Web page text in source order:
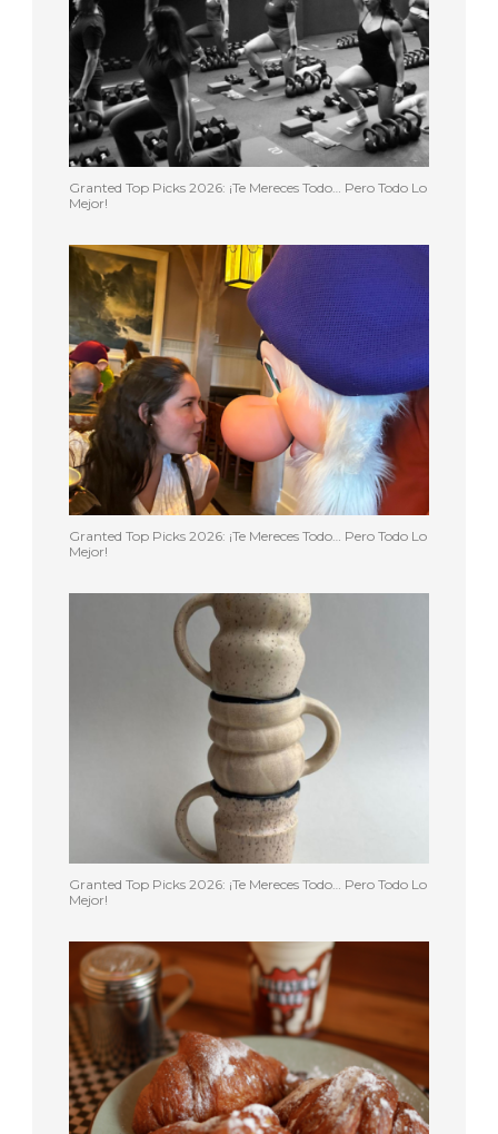
Granted Top Picks 2026: ¡Te Mereces Todo… Pero Todo Lo
Mejor!
Granted Top Picks 2026: ¡Te Mereces Todo… Pero Todo Lo
Mejor!
Granted Top Picks 2026: ¡Te Mereces Todo… Pero Todo Lo
Mejor!